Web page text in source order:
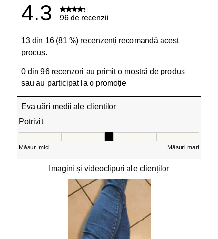
4.3 96 de recenzii
13 din 16 (81 %) recenzenți recomandă acest
produs.
0 din 96 recenzori au primit o mostră de produs
sau au participat la o promoție
Evaluări medii ale clienților
Potrivit
Măsuri mici Măsuri mari
Imagini și videoclipuri ale clienților